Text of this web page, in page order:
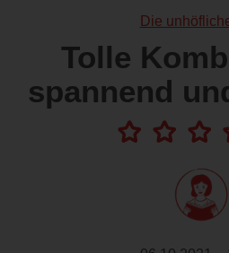
Die
Tolle
spannend